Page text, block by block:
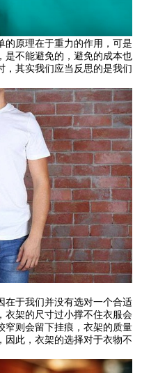
的原理在于重力的作用，可是
是不能避免的，避免的成本也
，其实我们应当反思的是我们
在于我们并没有选对一个合适
衣架的尺寸过小撑不住衣服会
窄则会留下挂痕，衣架的质量
因此，衣架的选择对于衣物不